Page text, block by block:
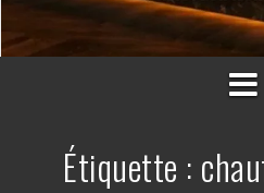
Étiquette :